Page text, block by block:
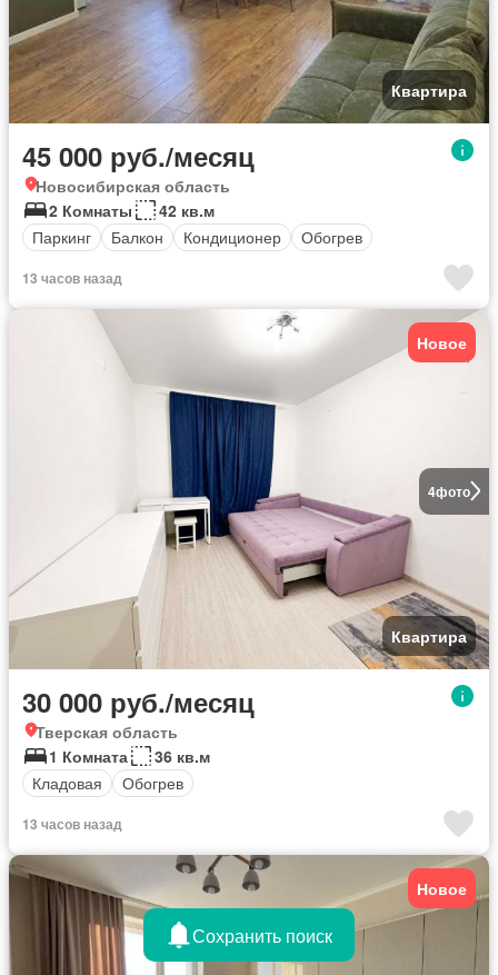
Квартира
45 000 руб./месяц
Новосибирская область
2 Комнаты
42 кв.м
Паркинг
Балкон Кондиционер Обогрев
13 часов назад
4фото
Новое
Квартира
30 000 руб./месяц
Тверская область
1 Комната
36 кв.м
Кладовая
Обогрев
13 часов назад
Новое
Сохранить поиск